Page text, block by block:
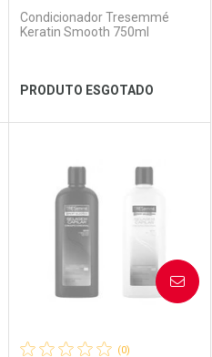
Ver Desconto Convênio
Condicionador Tresemmé
Keratin Smooth 750ml
PRODUTO ESGOTADO
Laboratório
Por Menos
(0)
AVISE-ME